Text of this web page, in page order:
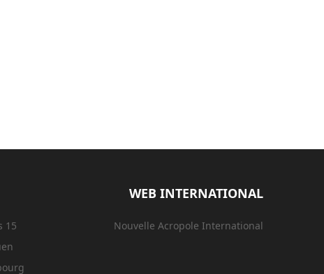
15
WEB INTERNATIONAL
Nouvelle Acropole International